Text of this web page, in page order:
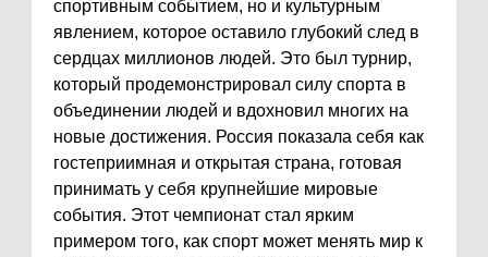
спортивным событием, но и культурным
явлением, которое оставило глубокий след в
сердцах миллионов людей. Это был турнир,
который продемонстрировал силу спорта в
объединении людей и вдохновил многих на
новые достижения. Россия показала себя как
гостеприимная и открытая страна, готовая
принимать у себя крупнейшие мировые
события. Этот чемпионат стал ярким
примером того, как спорт может менять мир к